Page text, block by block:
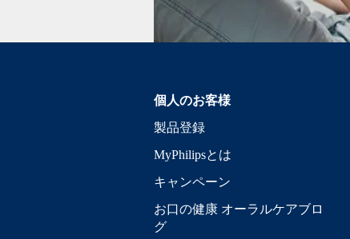
個人のお客様
製品登録
MyPhilipsとは
キャンペーン
お口の健康 オーラルケアブロ
グ